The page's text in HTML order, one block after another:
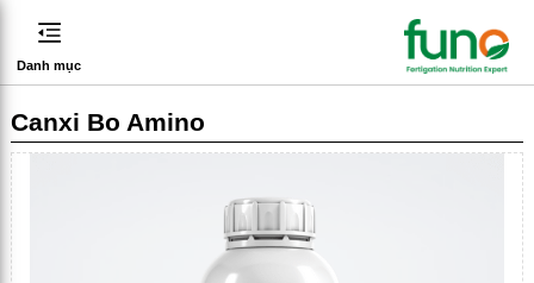
Danh mục
Canxi Bo Amino